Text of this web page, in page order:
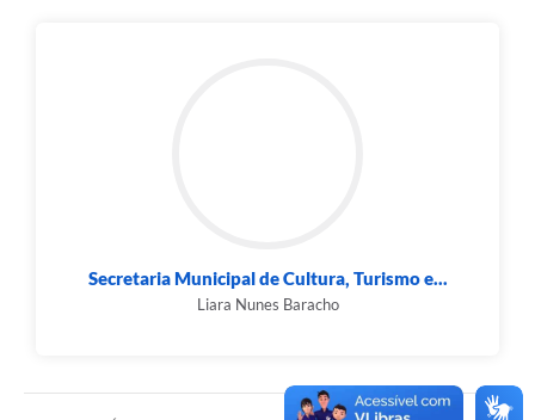
Secretaria Municipal de Cultura, Turismo e...
Liara Nunes Baracho